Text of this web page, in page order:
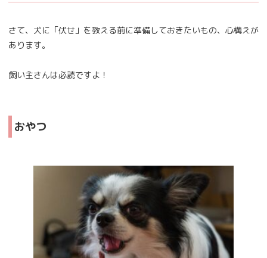
さて、犬に「伏せ」を教える前に準備しておきたいもの、心構えが
あります。
飼い主さんは必読ですよ！
おやつ